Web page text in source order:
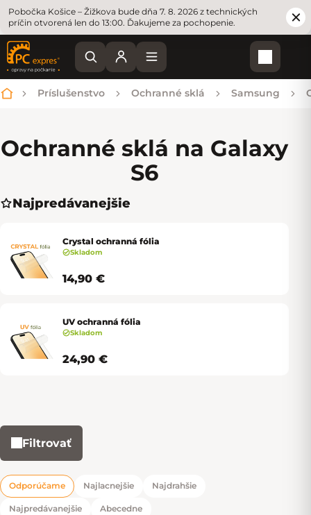
Pobočka Košice – Žižkova bude dňa 7. 8. 2026 z technických
príčin otvorená len do 13:00. Ďakujeme za pochopenie.
Domov
Príslušenstvo Ochranné sklá Samsung
Ochranné sklá na Galaxy
S6
Najpredávanejšie
Crystal ochranná fólia
Skladom
14,90 €
UV ochranná fólia
Skladom
24,90 €
Filtrovať
Radenie produktov
Odporúčame Najlacnejšie Najdrahšie
Najpredávanejšie
Abecedne
Výpis produktov